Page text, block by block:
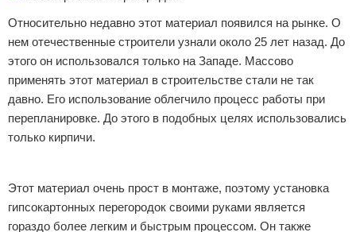
Относительно недавно этот материал появился на рынке. О
нем отечественные строители узнали около 25 лет назад. До
этого он использовался только на Западе. Массово
применять этот материал в строительстве стали не так
давно. Его использование облегчило процесс работы при
перепланировке. До этого в подобных целях использовались
только кирпичи.
Этот материал очень прост в монтаже, поэтому установка
гипсокартонных перегородок своими руками является
гораздо более легким и быстрым процессом. Он также